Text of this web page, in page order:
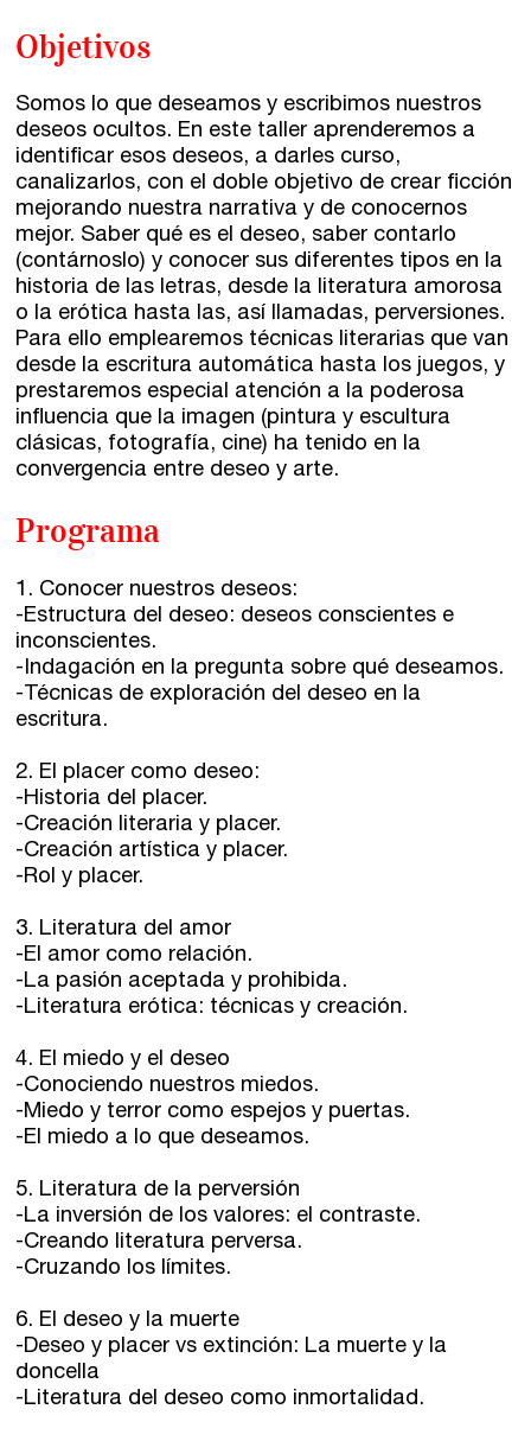
Vitoria
Zaragoza
Santander
Gijón
Palma
Las Palmas
Curso integral de narrativa
Máster de creación poética
fuentetaja
Quiénes somos
Nuestra filosofía
Nuestro equipo
Coordinadores
Comunidad
Club de Escritura
Concursos
Editorial
Catálogo
Ebooks
Recursos
Asesoría y Corrección
Directorios
Contacto
Escríbenos
Guía Rápida
Dónde estamos
Sede central:
28014 Madrid
info@fuentetajaliteraria.com
Tel 91 531 15 09
Objetivos
Somos lo que deseamos y escribimos nuestros
deseos ocultos. En este taller aprenderemos a
identificar esos deseos, a darles curso,
canalizarlos, con el doble objetivo de crear ficción
mejorando nuestra narrativa y de conocernos
mejor. Saber qué es el deseo, saber contarlo
(contárnoslo) y conocer sus diferentes tipos en la
historia de las letras, desde la literatura amorosa
o la erótica hasta las, así llamadas, perversiones.
Para ello emplearemos técnicas literarias que van
desde la escritura automática hasta los juegos, y
prestaremos especial atención a la poderosa
influencia que la imagen (pintura y escultura
clásicas, fotografía, cine) ha tenido en la
convergencia entre deseo y arte.
Programa
1. Conocer nuestros deseos:
-Estructura del deseo: deseos conscientes e
inconscientes.
-Indagación en la pregunta sobre qué deseamos.
-Técnicas de exploración del deseo en la
escritura.
2. El placer como deseo:
-Historia del placer.
-Creación literaria y placer.
-Creación artística y placer.
-Rol y placer.
3. Literatura del amor
-El amor como relación.
-La pasión aceptada y prohibida.
-Literatura erótica: técnicas y creación.
4. El miedo y el deseo
-Conociendo nuestros miedos.
-Miedo y terror como espejos y puertas.
-El miedo a lo que deseamos.
5. Literatura de la perversión
-La inversión de los valores: el contraste.
-Creando literatura perversa.
-Cruzando los límites.
6. El deseo y la muerte
-Deseo y placer vs extinción: La muerte y la
doncella
-Literatura del deseo como inmortalidad.